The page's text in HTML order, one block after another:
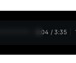
0:05 / 3:35